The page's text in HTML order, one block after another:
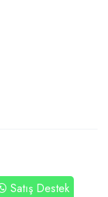
Satış Destek